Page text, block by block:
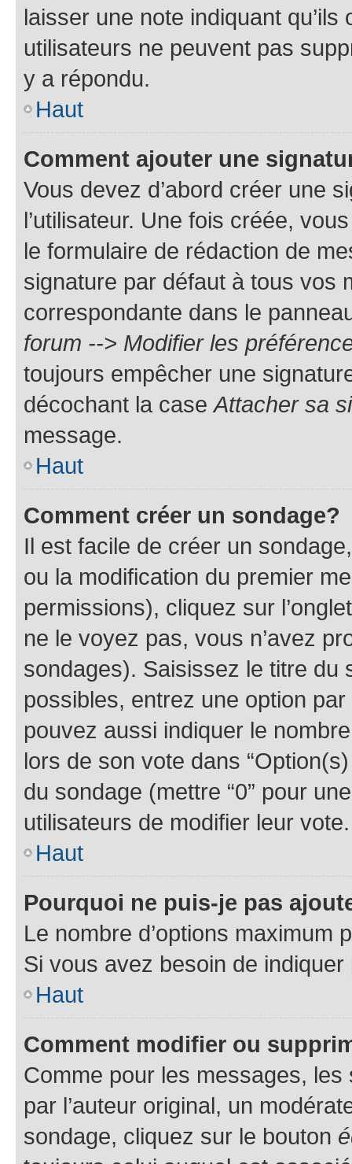
laisser une note indiquant
utilisateurs ne peuvent pas
y a répondu.
Haut
Comment ajouter une
Vous devez d’abord créer une
l’utilisateur. Une fois créée,
le formulaire de rédaction de
signature par défaut à tous vos
correspondante dans le
forum --> Modifier les
toujours empêcher une
décochant la caseAttacher sa
message.
Haut
Comment créer un sondage?
Il est facile de créer un
ou la modification du premier
permissions), cliquez sur
ne le voyez pas, vous n’avez
sondages). Saisissez le titre du
possibles, entrez une option
pouvez aussi indiquer le
lors de son vote dans
du sondage (mettre “0” pour
utilisateurs de modifier leur vote.
Haut
Pourquoi ne puis-je pas
Le nombre d’options maximum
Si vous avez besoin de
Haut
Comment modifier ou
Comme pour les messages,
par l’auteur original, un
sondage, cliquez sur le bouton